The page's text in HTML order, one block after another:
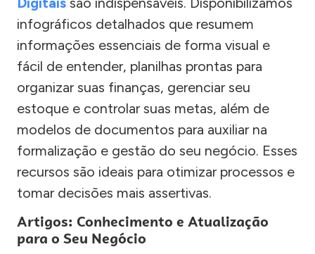
infográficos detalhados que resumem
informações essenciais de forma visual e
fácil de entender, planilhas prontas para
organizar suas finanças, gerenciar seu
estoque e controlar suas metas, além de
modelos de documentos para auxiliar na
formalização e gestão do seu negócio. Esses
recursos são ideais para otimizar processos e
tomar decisões mais assertivas.
Artigos: Conhecimento e Atualização
para o Seu Negócio